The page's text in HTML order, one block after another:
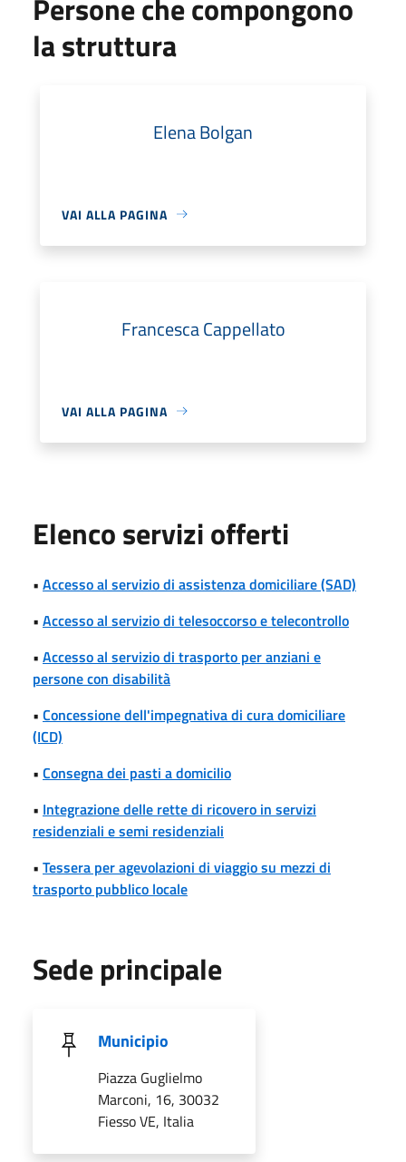
Persone che compongono
la struttura
Elena Bolgan
VAI ALLA PAGINA
Francesca Cappellato
VAI ALLA PAGINA
Elenco servizi offerti
• Accesso al servizio di assistenza domiciliare (SAD)
• Accesso al servizio di telesoccorso e telecontrollo
• Accesso al servizio di trasporto per anziani e
persone con disabilità
• Concessione dell'impegnativa di cura domiciliare
(ICD)
• Consegna dei pasti a domicilio
• Integrazione delle rette di ricovero in servizi
residenziali e semi residenziali
• Tessera per agevolazioni di viaggio su mezzi di
trasporto pubblico locale
Sede principale
Municipio
Piazza Guglielmo
Marconi, 16, 30032
Fiesso VE, Italia